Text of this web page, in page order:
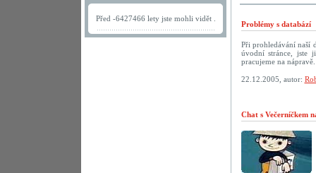
Před -6427466 lety jste mohli vidět .
Problémy s databází
Při prohledávání naší
úvodní stránce, jste
pracujeme na
22.12.2005, autor:
Chat s Večerníčkem